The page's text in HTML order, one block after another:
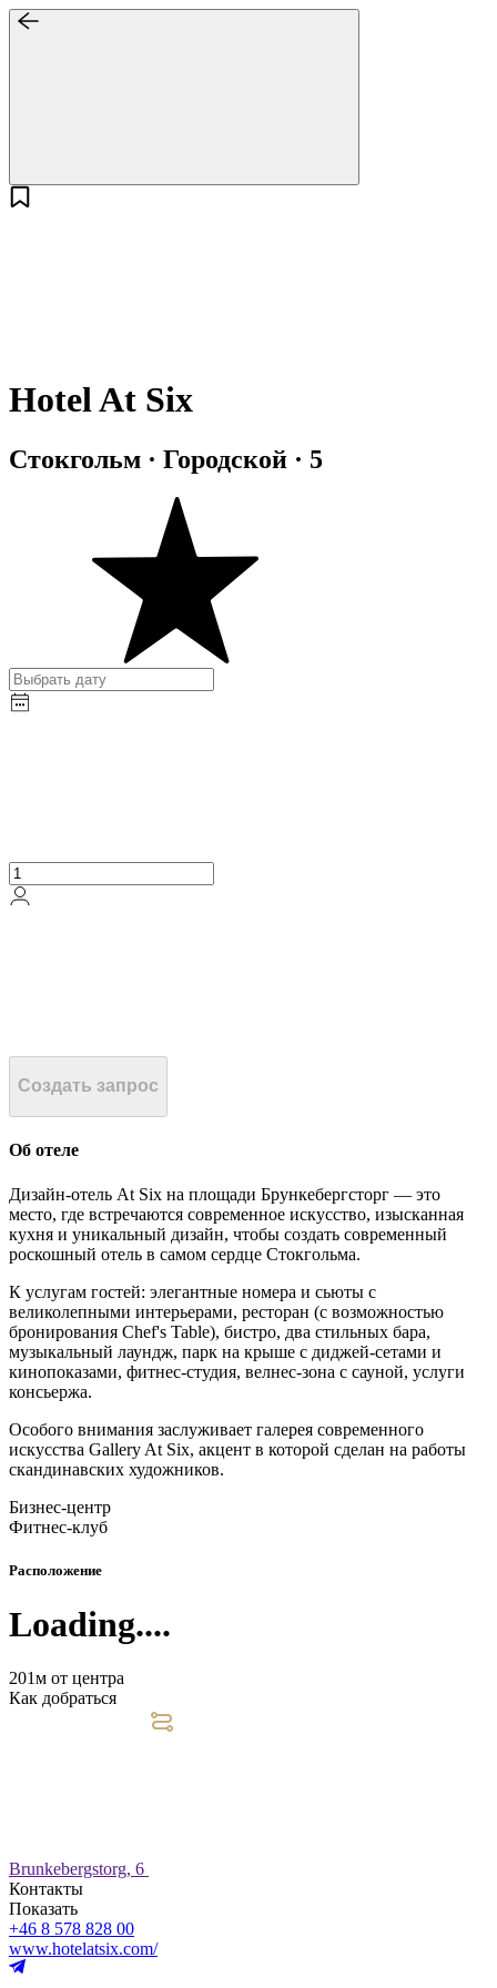
Hotel At Six
Стокгольм · Городской · 5
Создать запрос
Об отеле
Дизайн-отель At Six на площади Брункебергсторг — это
место, где встречаются современное искусство, изысканная
кухня и уникальный дизайн, чтобы создать современный
роскошный отель в самом сердце Стокгольма.
К услугам гостей: элегантные номера и сьюты с
великолепными интерьерами, ресторан (с возможностью
бронирования Chef's Table), бистро, два стильных бара,
музыкальный лаундж, парк на крыше с диджей-сетами и
кинопоказами, фитнес-студия, велнес-зона с сауной, услуги
консьержа.
Особого внимания заслуживает галерея современного
искусства Gallery At Six, акцент в которой сделан на работы
скандинавских художников.
Бизнес-центр
Фитнес-клуб
Расположение
Loading....
201м от центра
Как добраться
Brunkebergstorg, 6
Контакты
Показать
+46 8 578 828 00
www.hotelatsix.com/